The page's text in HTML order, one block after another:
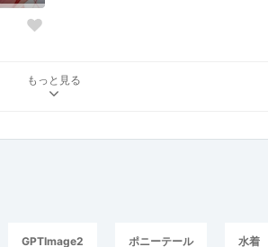
もっと見る
GPTImage2 ポニーテール 水着